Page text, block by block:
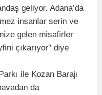
geliyor. Adana’da
insanlar serin ve
gelen misafirler
çıkarıyor" diye
ile Kozan Barajı
da